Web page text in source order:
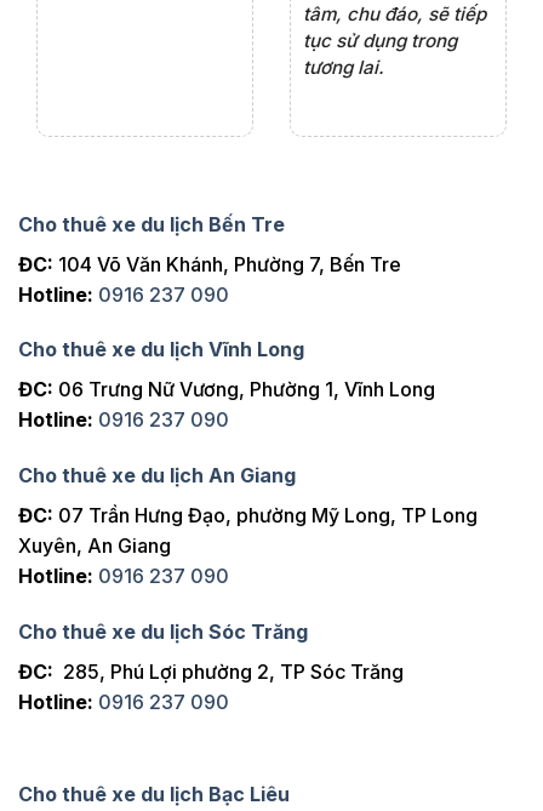
tâm, chu đáo, sẽ tiếp
tục sử dụng trong
tương lai.
Cho thuê xe du lịch Bến Tre
ĐC: 104 Võ Văn Khánh, Phường 7, Bến Tre
Hotline: 0916 237 090
Cho thuê xe du lịch Vĩnh Long
ĐC: 06 Trưng Nữ Vương, Phường 1, Vĩnh Long
Hotline: 0916 237 090
Cho thuê xe du lịch An Giang
ĐC: 07 Trần Hưng Đạo, phường Mỹ Long, TP Long
Xuyên, An Giang
Hotline: 0916 237 090
Cho thuê xe du lịch Sóc Trăng
ĐC: 285, Phú Lợi phường 2, TP Sóc Trăng
Hotline: 0916 237 090
Cho thuê xe du lịch Bạc Liêu